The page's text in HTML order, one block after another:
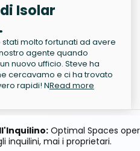
Isolar
molto fortunati ad avere
agente quando
nuovo ufficio. Steve ha
cercavamo e ci ha trovato
rapidi! NRead more
Optimal Spaces
inquilini, mai i proprietari.